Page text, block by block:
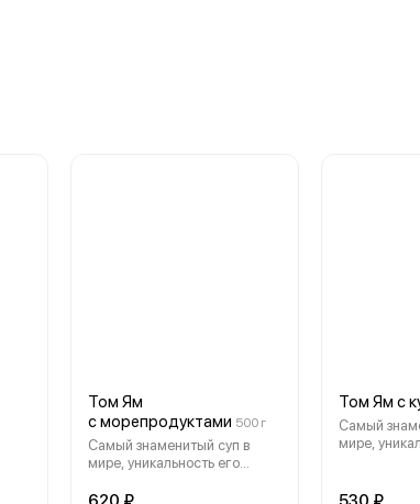
Том Ям
с морепродуктами 500 г
Самый знаменитый суп в
мире, уникальность его
совершенству вкусового
Том Ям с
Самый
мире,
баланса.